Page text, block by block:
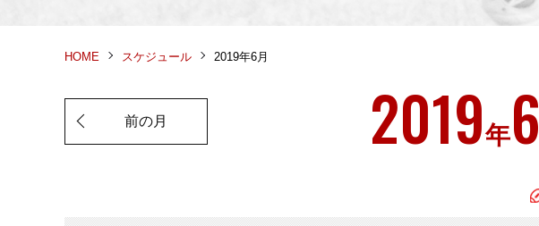
HOME スケジュール 2019年6月
前の月 2019年6